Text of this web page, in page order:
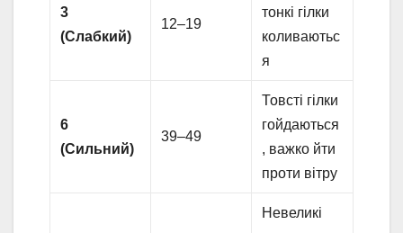
3
(Слабкий)
12–19
тонкі гілки
коливаютьс
я
6
(Сильний)
39–49
Товсті гілки
гойдаються
, важко йти
проти вітру
Невеликі